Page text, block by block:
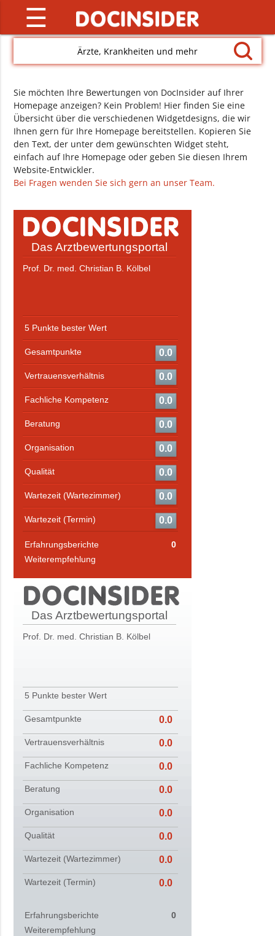
☰
Ärzte, Krankheiten und mehr
Sie möchten Ihre Bewertungen von DocInsider auf Ihrer
Homepage anzeigen? Kein Problem! Hier finden Sie eine
Übersicht über die verschiedenen Widgetdesigns, die wir
Ihnen gern für Ihre Homepage bereitstellen. Kopieren Sie
den Text, der unter dem gewünschten Widget steht,
einfach auf Ihre Homepage oder geben Sie diesen Ihrem
Website-Entwickler.
Bei Fragen wenden Sie sich gern an unser Team.